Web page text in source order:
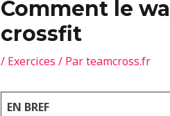
Comment le
crossfit
/ Exercices / Parteamcross.fr
EN BREF